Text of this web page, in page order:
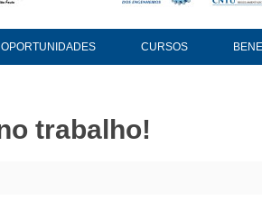
OPORTUNIDADES CURSOS
trabalho!